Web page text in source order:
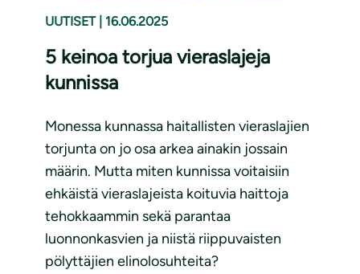
UUTISET 16.06.2025
5 keinoa torjua vieraslajeja
kunnissa
Monessa kunnassa haitallisten vieraslajien
torjunta on jo osa arkea ainakin jossain
määrin. Mutta miten kunnissa voitaisiin
ehkäistä vieraslajeista koituvia haittoja
tehokkaammin sekä parantaa
luonnonkasvien ja niistä riippuvaisten
pölyttäjien elinolosuhteita?